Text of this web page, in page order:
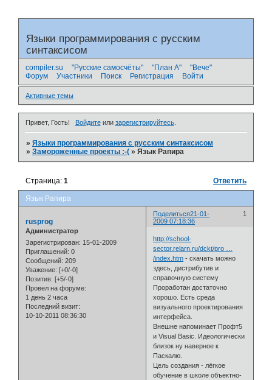
Языки программирования с русским
синтаксисом
compiler.su "Русские самосчёты" "План А"
"Вече"
Форум
Участники Поиск Регистрация Войти
Активные темы
Привет, Гость! Войдитеили зарегистрируйтесь.
»Языки программирования с русским синтаксисом
»Замороженные проекты :-( »Язык Рапира
Язык Рапира
Страница:1 Ответить
Поделиться 1
21-01-
2009 07:18:36
rusprog
Администратор
Зарегистрирован: 15-01-2009
Приглашений: 0
Сообщений: 209
Уважение: [+0/-0]
Позитив: [+5/-0]
Провел на форуме:
1 день 2 часа
Последний визит:
10-10-2011 08:36:30
http://school-
sector.relarn.ru/dckt/pro …
/index.htm - скачать можно
здесь, дистрибутив и
справочную систему
Проработан достаточно
хорошо. Есть среда
визуального проектирования
интерфейса.
Внешне напоминает Профт5
и Visual Basic. Идеологически
близок ну наверное к
Паскалю.
Цель создания - лёгкое
обучение в школе объектно-